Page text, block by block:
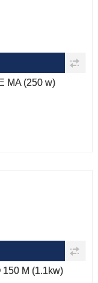
MA (250 w)
M (1.1kw)